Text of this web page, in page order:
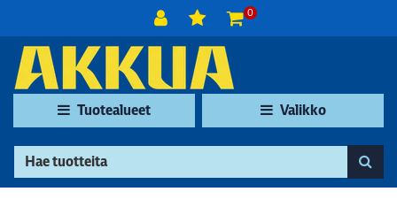
0
Tuotealueet Valikko